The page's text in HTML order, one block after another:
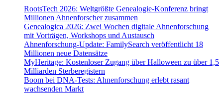
RootsTech 2026: Weltgrößte Genealogie-Konferenz bringt
Millionen Ahnenforscher zusammen
Genealogica 2026: Zwei Wochen digitale Ahnenforschung
mit Vorträgen, Workshops und Austausch
Ahnenforschung-Update: FamilySearch veröffentlicht 18
Millionen neue Datensätze
MyHeritage: Kostenloser Zugang über Halloween zu über 1,5
Milliarden Sterberegistern
Boom bei DNA-Tests: Ahnenforschung erlebt rasant
wachsenden Markt